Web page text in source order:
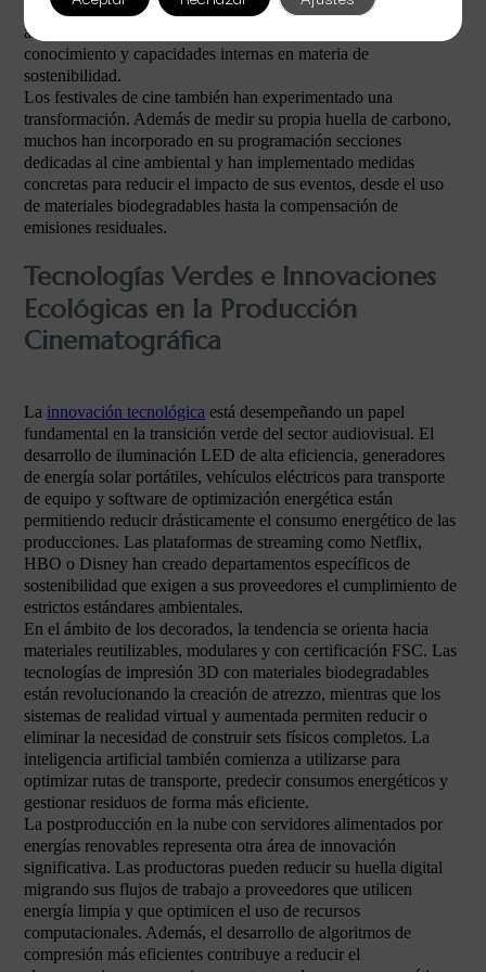
la recepción de fondos públicos. Esta estrategia gradual permite
al sector adaptarse progresivamente mientras genera
conocimiento y capacidades internas en materia de
sostenibilidad.
Los festivales de cine también han experimentado una
transformación. Además de medir su propia huella de carbono,
muchos han incorporado en su programación secciones
dedicadas al cine ambiental y han implementado medidas
concretas para reducir el impacto de sus eventos, desde el uso
de materiales biodegradables hasta la compensación de
emisiones residuales.
Tecnologías Verdes e Innovaciones
Ecológicas en la Producción
Cinematográfica
La innovación tecnológica está desempeñando un papel
fundamental en la transición verde del sector audiovisual. El
desarrollo de iluminación LED de alta eficiencia, generadores
de energía solar portátiles, vehículos eléctricos para transporte
de equipo y software de optimización energética están
permitiendo reducir drásticamente el consumo energético de las
producciones. Las plataformas de streaming como Netflix,
HBO o Disney han creado departamentos específicos de
sostenibilidad que exigen a sus proveedores el cumplimiento de
estrictos estándares ambientales.
En el ámbito de los decorados, la tendencia se orienta hacia
materiales reutilizables, modulares y con certificación FSC. Las
tecnologías de impresión 3D con materiales biodegradables
están revolucionando la creación de atrezzo, mientras que los
sistemas de realidad virtual y aumentada permiten reducir o
eliminar la necesidad de construir sets físicos completos. La
inteligencia artificial también comienza a utilizarse para
optimizar rutas de transporte, predecir consumos energéticos y
gestionar residuos de forma más eficiente.
La postproducción en la nube con servidores alimentados por
energías renovables representa otra área de innovación
significativa. Las productoras pueden reducir su huella digital
migrando sus flujos de trabajo a proveedores que utilicen
energía limpia y que optimicen el uso de recursos
computacionales. Además, el desarrollo de algoritmos de
compresión más eficientes contribuye a reducir el